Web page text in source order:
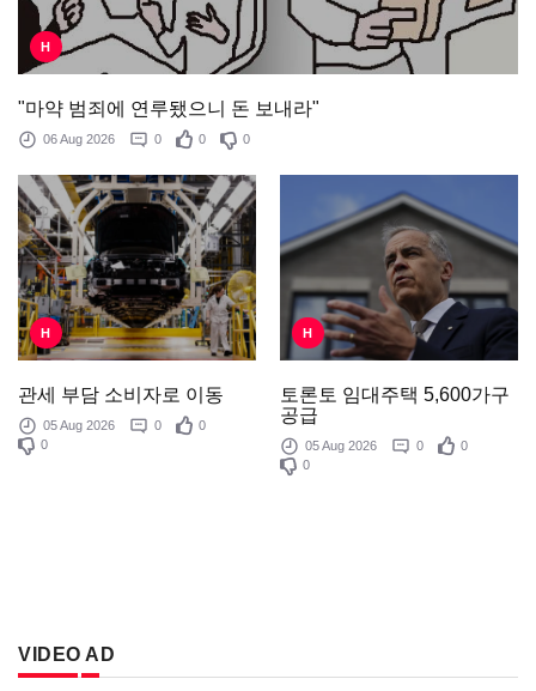
H
"마약 범죄에 연루됐으니 돈 보내라"
06 Aug 2026 0 0 0
H
관세 부담 소비자로 이동
05 Aug 2026 0
0
0
H
토론토 임대주택 5,600가구
공급
05 Aug 2026 0
0
0
VIDEO AD